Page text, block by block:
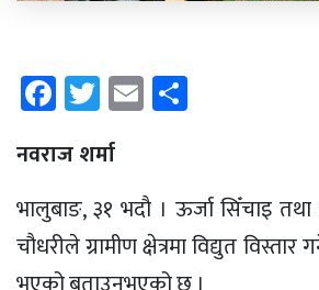
Facebook
Twitter
Email
नवराज शर्मा
भालुबाङ, ३१ भदाै । ऊर्जा सिँचाइ तथा
चौधरीले ग्रामीण क्षेत्रमा विद्युत